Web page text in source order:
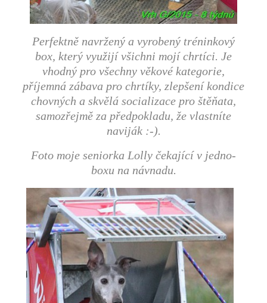
Perfektně navržený a vyrobený tréninkový
box, který využijí všichni mojí chrtíci. Je
vhodný pro všechny věkové kategorie,
příjemná zábava pro chrtíky, zlepšení kondice
chovných a skvělá socializace pro štěňata,
samozřejmě za předpokladu, že vlastníte
naviják :-).
Foto moje seniorka Lolly čekající v jedno-
boxu na návnadu.